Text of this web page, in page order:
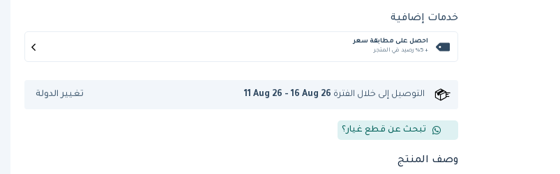
خدمات إضافية
احصل على مطابقة سعر
+ %5 رصيد في المتجر
التوصيل إلى خلال الفترة 11 Aug 26 - 16 Aug 26 تغيير الدولة
تبحث عن قطع غيار؟
وصف المنتج